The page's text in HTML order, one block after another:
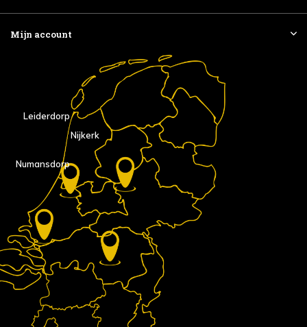
Mijn account
Nijkerk
Numansdorp
Leiderdorp